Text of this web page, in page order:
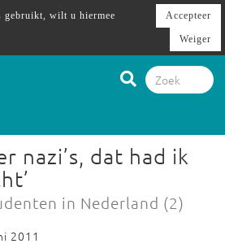
nazi’s, dat had ik
in Nederland (2)
2011
gebruikt, wilt u hiermee
Accepteer
Weiger